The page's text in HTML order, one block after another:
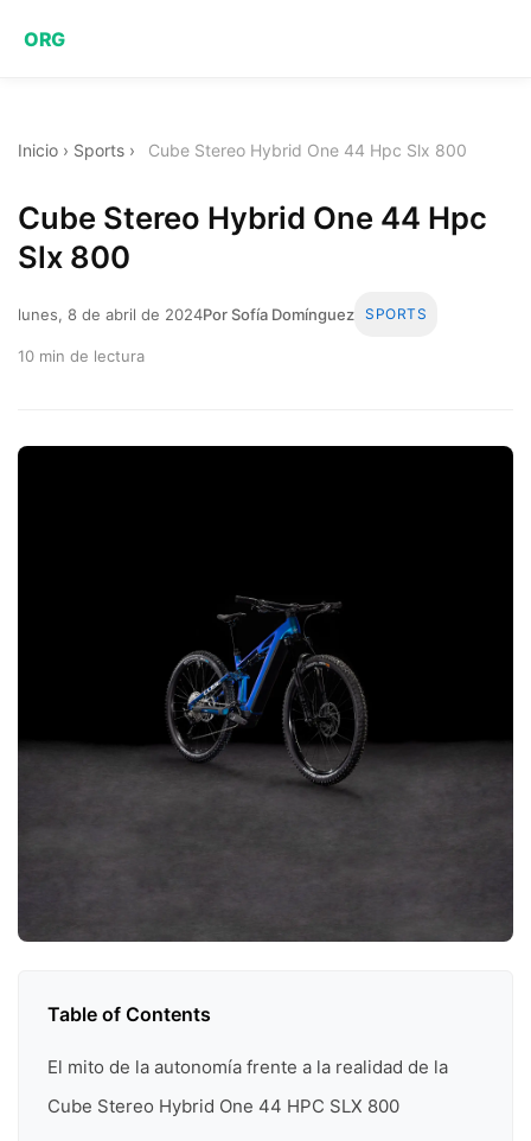
ORG
Inicio › Sports › Cube Stereo Hybrid One 44 Hpc Slx 800
Cube Stereo Hybrid One 44 Hpc
Slx 800
lunes, 8 de abril de 2024Por Sofía Domínguez SPORTS
10 min de lectura
Table of Contents
El mito de la autonomía frente a la realidad de la
Cube Stereo Hybrid One 44 HPC SLX 800